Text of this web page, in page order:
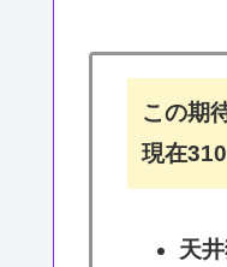
この期
現在
天